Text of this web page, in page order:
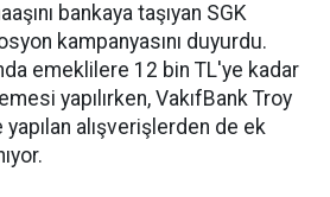
bankaya taşıyan SGK
kampanyasını duyurdu.
emeklilere 12 bin TL'ye kadar
yapılırken, VakıfBank Troy
yapılan alışverişlerden de ek